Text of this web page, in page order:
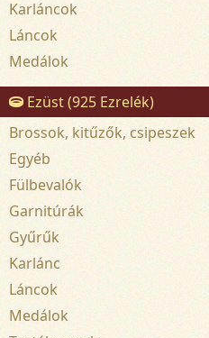
Karláncok
Láncok
Medálok
Ezüst (925 Ezrelék)
Brossok, kitűzők, csipeszek
Egyéb
Fülbevalók
Garnitúrák
Gyűrűk
Karlánc
Láncok
Medálok